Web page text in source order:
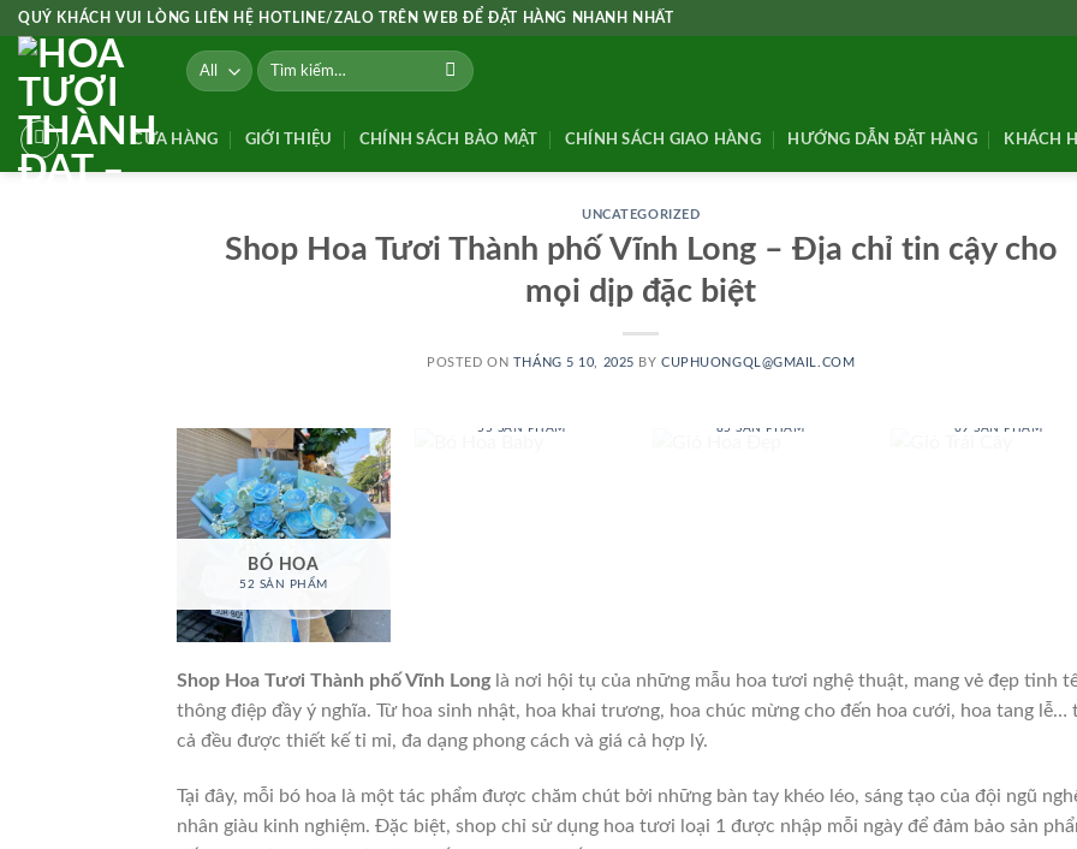
Skip
content
QUÝ KHÁCH VUI LÒNG LIÊN HỆ HOTLINE/ZALO TRÊN WEB ĐỂ ĐẶT HÀNG NHANH NHẤT
Tìm
kiếm:
CỬA HÀNG GIỚI THIỆU CHÍNH SÁCH BẢO MẬT CHÍNH SÁCH GIAO HÀNG HƯỚNG DẪN ĐẶT HÀNG KHÁCH
UNCATEGORIZED
Shop Hoa Tươi Thành phố Vĩnh Long – Địa chỉ tin cậy cho
mọi dịp đặc biệt
POSTED ON THÁNG 5 10, 2025 BYCUPHUONGQL@GMAIL.COM
BÓ HOA
52 SẢN PHẨM
55 SẢN PHẨM 85 SẢN PHẨM 69 SẢN PHẨM
Shop Hoa Tươi Thành phố Vĩnh Longlà nơi hội tụ của những mẫu hoa tươi nghệ thuật, mang vẻ đẹp tinh
thông điệp đầy ý nghĩa. Từ hoa sinh nhật, hoa khai trương, hoa chúc mừng cho đến hoa cưới, hoa tang lễ…
cả đều được thiết kế tỉ mỉ, đa dạng phong cách và giá cả hợp lý.
Tại đây, mỗi bó hoa là một tác phẩm được chăm chút bởi những bàn tay khéo léo, sáng tạo của đội ngũ
nhân giàu kinh nghiệm. Đặc biệt, shop chỉ sử dụng hoa tươi loại 1 được nhập mỗi ngày để đảm bảo sản